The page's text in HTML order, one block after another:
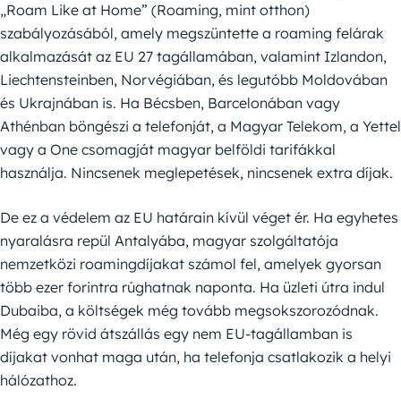
„Roam Like at Home” (Roaming, mint otthon)
szabályozásából, amely megszüntette a roaming felárak
alkalmazását az EU 27 tagállamában, valamint Izlandon,
Liechtensteinben, Norvégiában, és legutóbb Moldovában
és Ukrajnában is. Ha Bécsben, Barcelonában vagy
Athénban böngészi a telefonját, a Magyar Telekom, a Yettel
vagy a One csomagját magyar belföldi tarifákkal
használja. Nincsenek meglepetések, nincsenek extra díjak.
De ez a védelem az EU határain kívül véget ér. Ha egyhetes
nyaralásra repül Antalyába, magyar szolgáltatója
nemzetközi roamingdíjakat számol fel, amelyek gyorsan
több ezer forintra rúghatnak naponta. Ha üzleti útra indul
Dubaiba, a költségek még tovább megsokszorozódnak.
Még egy rövid átszállás egy nem EU-tagállamban is
díjakat vonhat maga után, ha telefonja csatlakozik a helyi
hálózathoz.